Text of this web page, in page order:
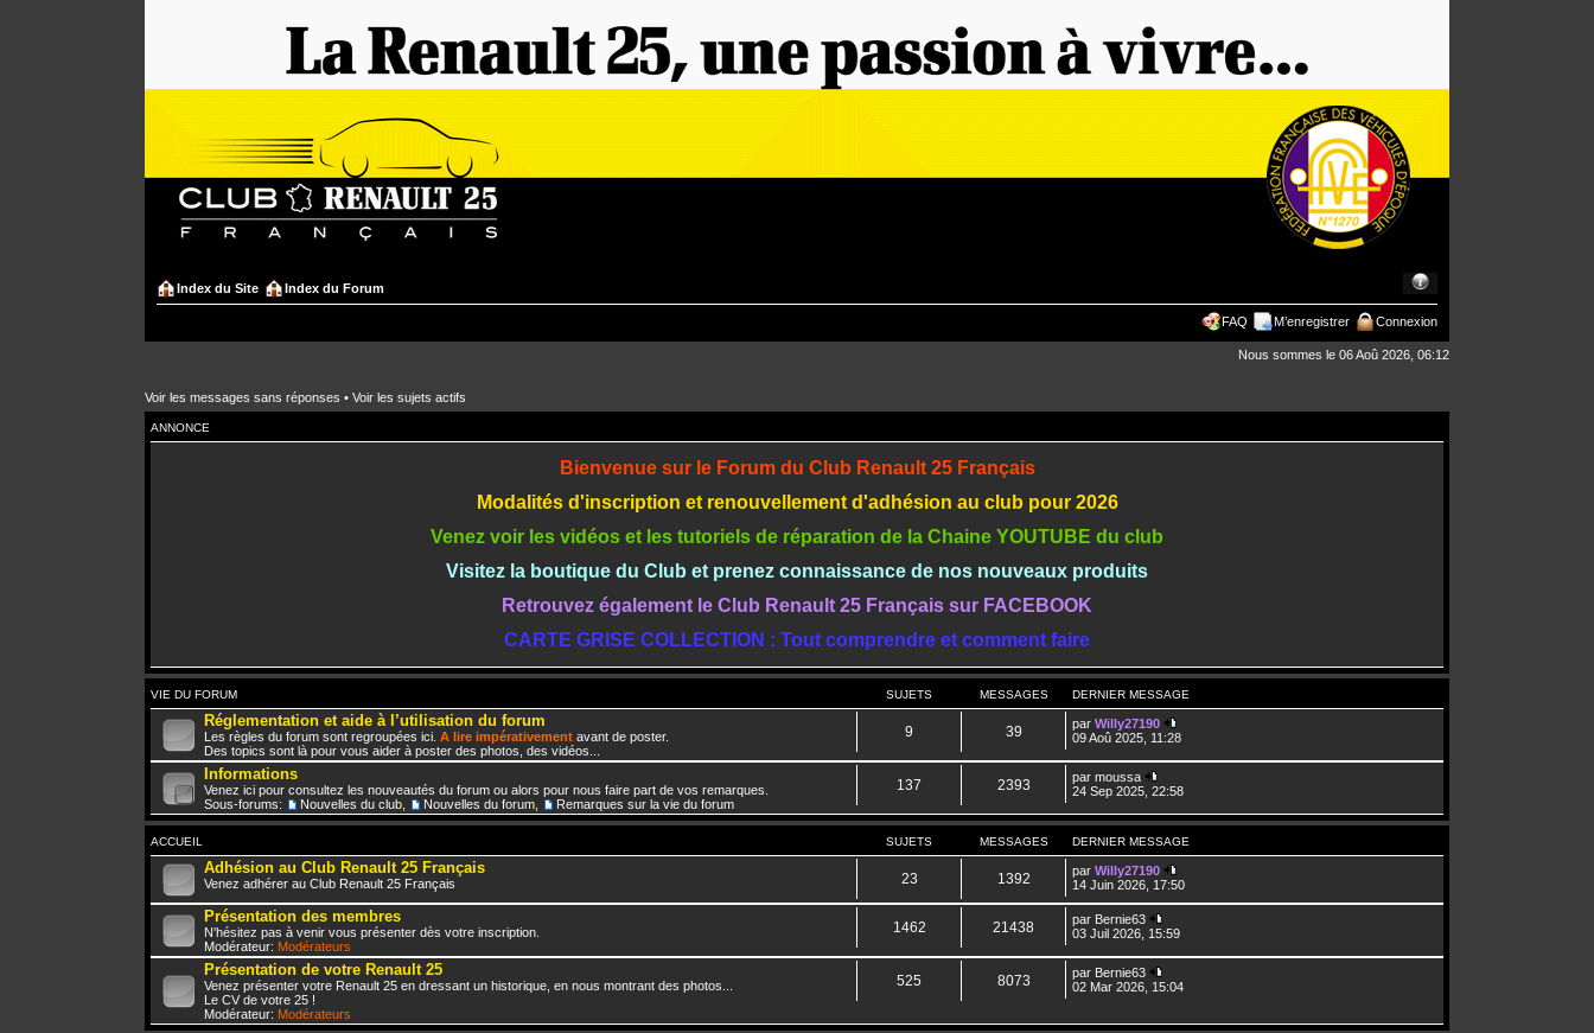
Index du Site Index du Forum
FAQ M’enregistrer Connexion
Nous sommes le 06 Aoû 2026, 06:12
Voir les messages sans réponses • Voir les sujets actifs
ANNONCE
Bienvenue sur le Forum du Club Renault 25 Français
Modalités d'inscription et renouvellement d'adhésion au club pour 2026
Venez voir les vidéos et les tutoriels de réparation de la Chaine YOUTUBE du club
Visitez la boutique du Club et prenez connaissance de nos nouveaux produits
Retrouvez également le Club Renault 25 Français sur FACEBOOK
CARTE GRISE COLLECTION : Tout comprendre et comment faire
VIE DU FORUM SUJETS MESSAGES DERNIER MESSAGE
Réglementation et aide à l’utilisation du forum
Les règles du forum sont regroupées ici. A lire impérativement avant de poster.
Des topics sont là pour vous aider à poster des photos, des vidéos...
9 39 parWilly27190
09 Aoû 2025, 11:28
Informations
Venez ici pour consultez les nouveautés du forum ou alors pour nous faire part de vos remarques.
Sous-forums:
Nouvelles du club Nouvelles du forum Remarques sur la vie du forum
137 2393 parmoussa
24 Sep 2025, 22:58
ACCUEIL SUJETS MESSAGES DERNIER MESSAGE
Adhésion au Club Renault 25 Français
Venez adhérer au Club Renault 25 Français 23 1392 parWilly27190
14 Juin 2026, 17:50
Présentation des membres
N'hésitez pas à venir vous présenter dès votre inscription.
Modérateur: Modérateurs
1462 21438 par Bernie63
03 Juil 2026, 15:59
Présentation de votre Renault 25
Venez présenter votre Renault 25 en dressant un historique, en nous montrant des photos...
Le CV de votre 25 !
Modérateur: Modérateurs
525 8073 par Bernie63
02 Mar 2026, 15:04